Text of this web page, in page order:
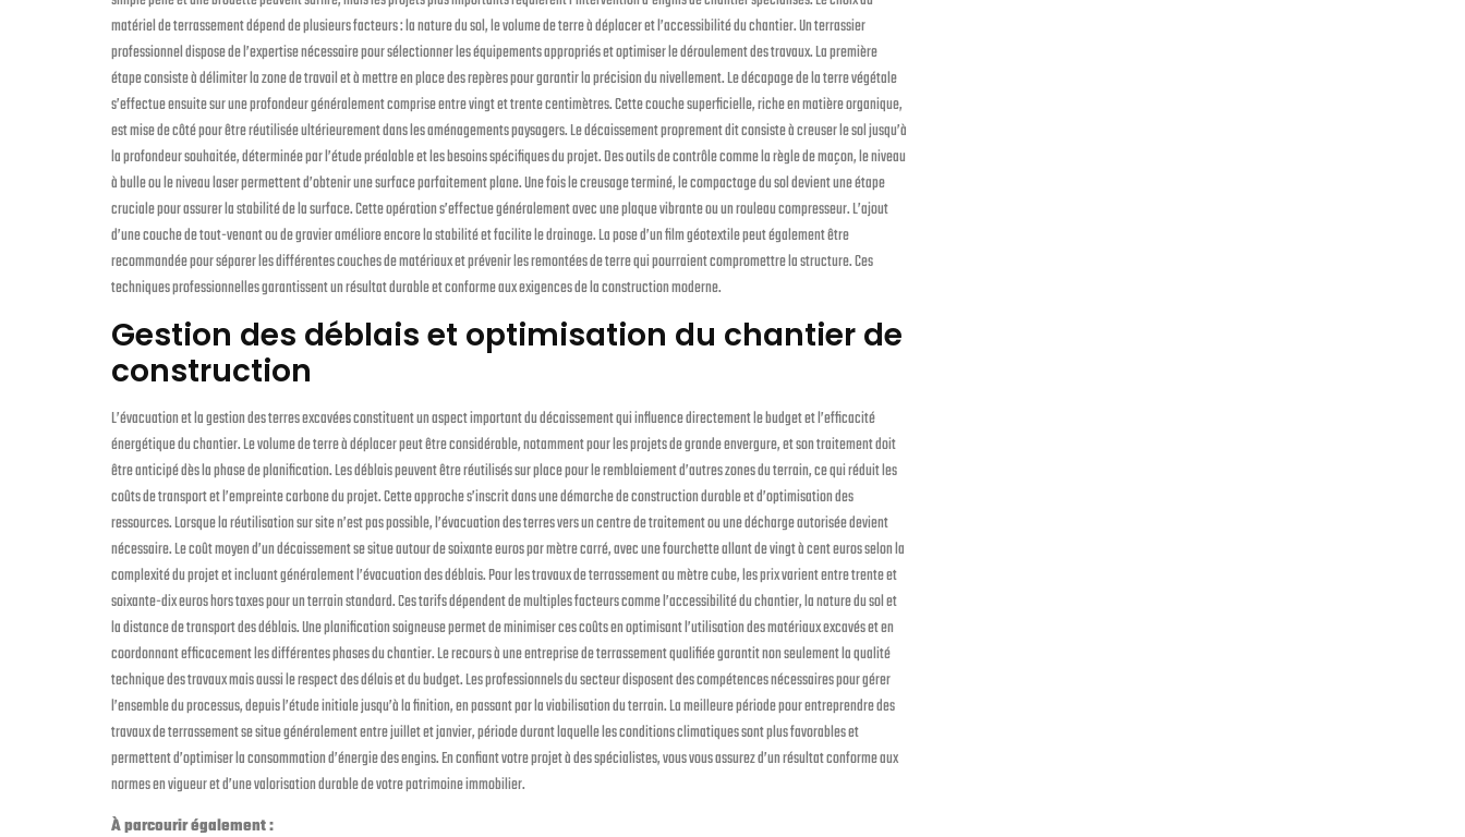
matériel de terrassement dépend de plusieurs facteurs : la nature du sol, le volume de terre à déplacer et l’accessibilité du chantier. Un terrassier
professionnel dispose de l’expertise nécessaire pour sélectionner les équipements appropriés et optimiser le déroulement des travaux. La première
étape consiste à délimiter la zone de travail et à mettre en place des repères pour garantir la précision du nivellement. Le décapage de la terre végétale
s’effectue ensuite sur une profondeur généralement comprise entre vingt et trente centimètres. Cette couche superficielle, riche en matière organique,
est mise de côté pour être réutilisée ultérieurement dans les aménagements paysagers. Le décaissement proprement dit consiste à creuser le sol jusqu’à
la profondeur souhaitée, déterminée par l’étude préalable et les besoins spécifiques du projet. Des outils de contrôle comme la règle de maçon, le niveau
à bulle ou le niveau laser permettent d’obtenir une surface parfaitement plane. Une fois le creusage terminé, le compactage du sol devient une étape
cruciale pour assurer la stabilité de la surface. Cette opération s’effectue généralement avec une plaque vibrante ou un rouleau compresseur. L’ajout
d’une couche de tout-venant ou de gravier améliore encore la stabilité et facilite le drainage. La pose d’un film géotextile peut également être
recommandée pour séparer les différentes couches de matériaux et prévenir les remontées de terre qui pourraient compromettre la structure. Ces
techniques professionnelles garantissent un résultat durable et conforme aux exigences de la construction moderne.
Gestion des déblais et optimisation du chantier de
construction
L’évacuation et la gestion des terres excavées constituent un aspect important du décaissement qui influence directement le budget et l’efficacité
énergétique du chantier. Le volume de terre à déplacer peut être considérable, notamment pour les projets de grande envergure, et son traitement doit
être anticipé dès la phase de planification. Les déblais peuvent être réutilisés sur place pour le remblaiement d’autres zones du terrain, ce qui réduit les
coûts de transport et l’empreinte carbone du projet. Cette approche s’inscrit dans une démarche de construction durable et d’optimisation des
ressources. Lorsque la réutilisation sur site n’est pas possible, l’évacuation des terres vers un centre de traitement ou une décharge autorisée devient
nécessaire. Le coût moyen d’un décaissement se situe autour de soixante euros par mètre carré, avec une fourchette allant de vingt à cent euros selon la
complexité du projet et incluant généralement l’évacuation des déblais. Pour les travaux de terrassement au mètre cube, les prix varient entre trente et
soixante-dix euros hors taxes pour un terrain standard. Ces tarifs dépendent de multiples facteurs comme l’accessibilité du chantier, la nature du sol et
la distance de transport des déblais. Une planification soigneuse permet de minimiser ces coûts en optimisant l’utilisation des matériaux excavés et en
coordonnant efficacement les différentes phases du chantier. Le recours à une entreprise de terrassement qualifiée garantit non seulement la qualité
technique des travaux mais aussi le respect des délais et du budget. Les professionnels du secteur disposent des compétences nécessaires pour gérer
l’ensemble du processus, depuis l’étude initiale jusqu’à la finition, en passant par la viabilisation du terrain. La meilleure période pour entreprendre des
travaux de terrassement se situe généralement entre juillet et janvier, période durant laquelle les conditions climatiques sont plus favorables et
permettent d’optimiser la consommation d’énergie des engins. En confiant votre projet à des spécialistes, vous vous assurez d’un résultat conforme aux
normes en vigueur et d’une valorisation durable de votre patrimoine immobilier.
À parcourir également :